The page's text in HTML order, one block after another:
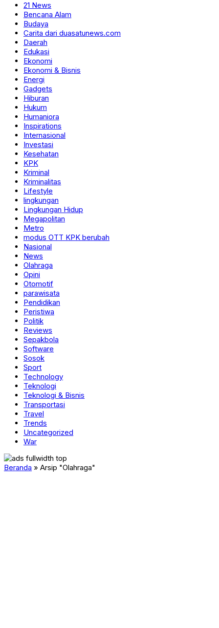
21 News
Bencana Alam
Budaya
Carita dari duasatunews.com
Daerah
Edukasi
Ekonomi
Ekonomi & Bisnis
Energi
Gadgets
Hiburan
Hukum
Humaniora
Inspirations
Internasional
Investasi
Kesehatan
KPK
Kriminal
Kriminalitas
Lifestyle
lingkungan
Lingkungan Hidup
Megapolitan
Metro
modus OTT KPK berubah
Nasional
News
Olahraga
Opini
Otomotif
parawisata
Pendidikan
Peristiwa
Politik
Reviews
Sepakbola
Software
Sosok
Sport
Technology
Teknologi
Teknologi & Bisnis
Transportasi
Travel
Trends
Uncategorized
War
Beranda » Arsip "Olahraga"